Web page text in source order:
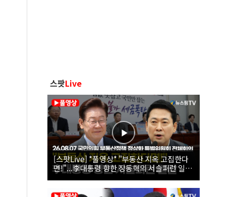
스팟Live
[스팟Live] *풀영상* "부동산 지옥 고집한다
면!"...李대통령 향한 장동혁의 서슬퍼런 일갈
| 26.08.07 국민의힘 부동산정책 정상화 특별
위원회 전체회의